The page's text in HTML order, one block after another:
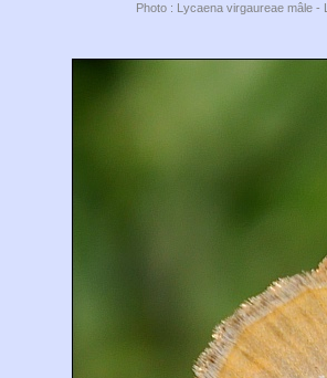
Photo : Lycaena virgaureae mâle -